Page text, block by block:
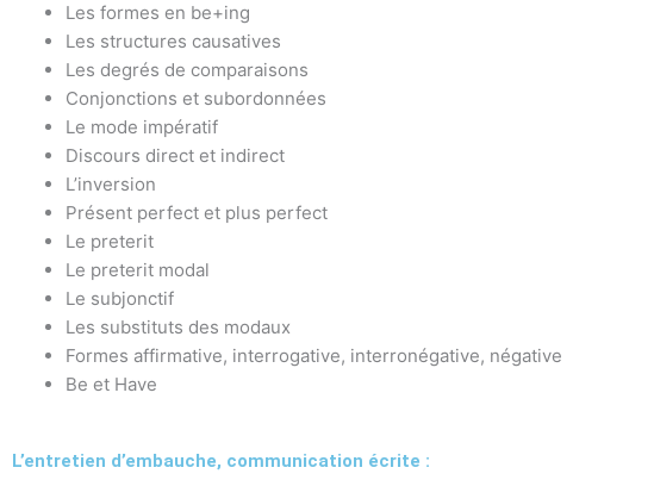
Les formes en be+ing
Les structures causatives
Les degrés de comparaisons
Conjonctions et subordonnées
Le mode impératif
Discours direct et indirect
L’inversion
Présent perfect et plus perfect
Le preterit
Le preterit modal
Le subjonctif
Les substituts des modaux
Formes affirmative, interrogative, interronégative, négative
Be et Have
L’entretien d’embauche, communication écrite :